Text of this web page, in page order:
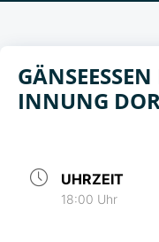
INNUNG
UHRZEIT
18:00 Uhr